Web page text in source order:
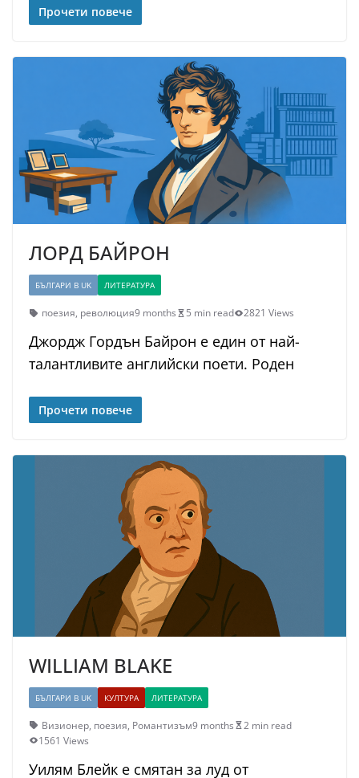
Прочети повече
ЛОРД БАЙРОН
БЪЛГАРИ В UK ЛИТЕРАТУРА
поезия, революция9 months 5 min read 2821 Views
Джордж Гордън Байрон е един от най-
талантливите английски поети. Роден
Прочети повече
WILLIAM BLAKE
БЪЛГАРИ В UK КУЛТУРА ЛИТЕРАТУРА
Визионер, поезия, Романтизъм9 months
2 min read
1561 Views
Уилям Блейк е смятан за луд от